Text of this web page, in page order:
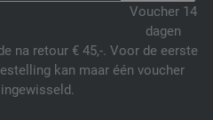
Voucher 14
dagen
na retour € 45,-. Voor de eerste
kan maar één voucher